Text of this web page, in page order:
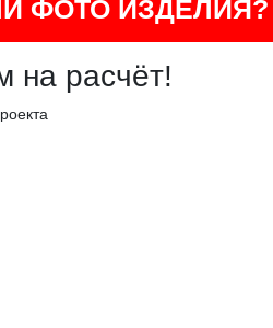
ФОТО ИЗДЕЛИЯ?
на расчёт!